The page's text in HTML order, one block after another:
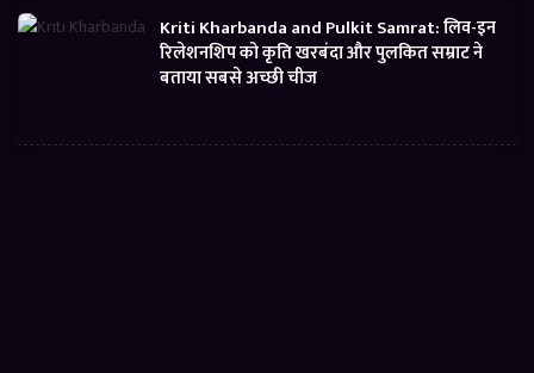
Kriti Kharbanda and Pulkit Samrat: लिव-इन
रिलेशनशिप को कृति खरबंदा और पुलकित सम्राट ने
बताया सबसे अच्छी चीज